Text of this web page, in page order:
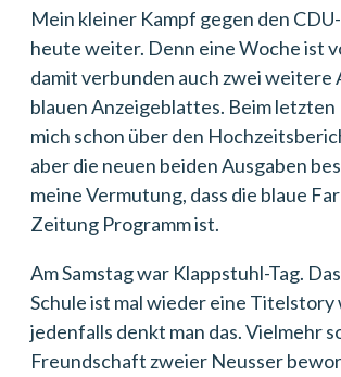
Mein kleiner Kampf gegen den
heute weiter. Denn eine Woche ist
damit verbunden auch zwei weitere
blauen Anzeigeblattes. Beim letzten
mich schon über den
aber die neuen beiden Ausgaben
meine Vermutung, dass die blaue
Zeitung Programm ist.
Am Samstag war Klappstuhl-Tag.
Schule ist mal wieder eine Titelstory
jedenfalls denkt man das. Vielmehr
Freundschaft zweier Neusser